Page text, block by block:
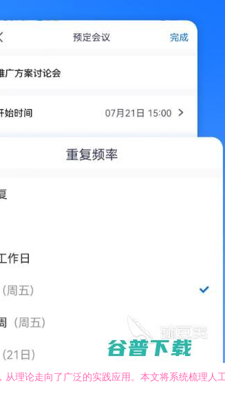
理论走向了广泛的实践应用。本文将系统梳理